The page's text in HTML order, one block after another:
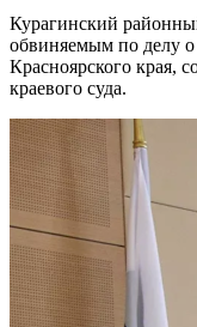
Курагинский
обвиняемым по делу
Красноярского края,
краевого суда.